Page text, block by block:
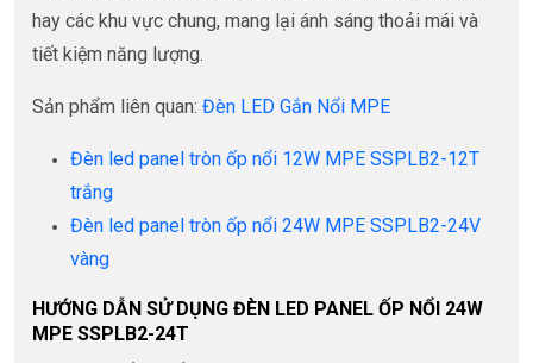
hay các khu vực chung, mang lại ánh sáng thoải mái và
tiết kiệm năng lượng.
Sản phẩm liên quan: Đèn LED Gắn Nổi MPE
Đèn led panel tròn ốp nổi 12W MPE SSPLB2-12T
trắng
Đèn led panel tròn ốp nổi 24W MPE SSPLB2-24V
vàng
HƯỚNG DẪN SỬ DỤNG ĐÈN LED PANEL ỐP NỔI 24W
MPE SSPLB2-24T